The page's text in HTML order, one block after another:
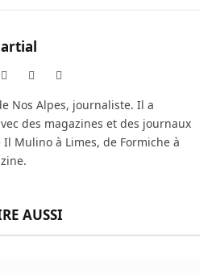
Instagram
Nos Alpes, journaliste. Il a
des magazines et des journaux
Mulino à Limes, de Formiche à
AUSSI